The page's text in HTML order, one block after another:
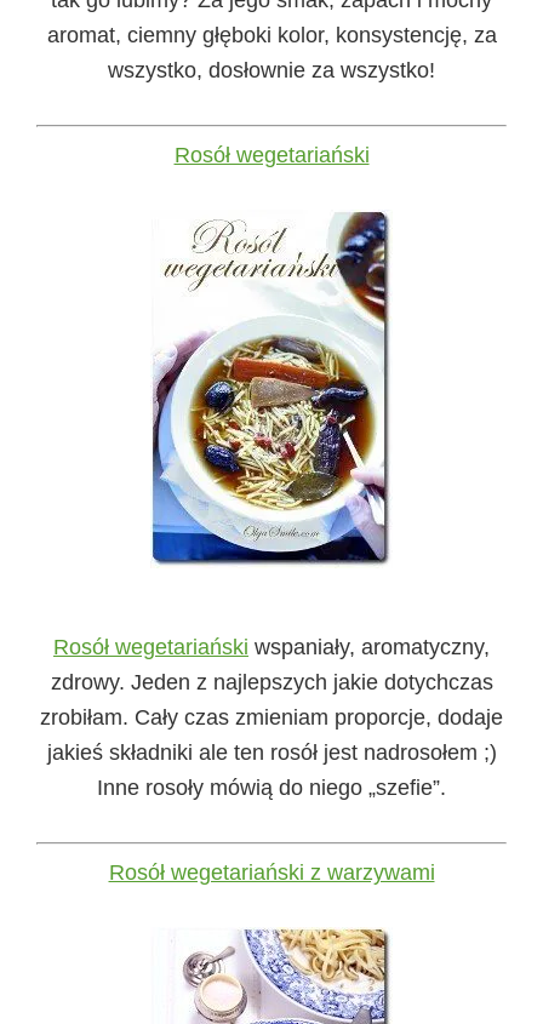
aromat, ciemny głęboki kolor, konsystencję, za
wszystko, dosłownie za wszystko!
Rosół wegetariański
Rosół wegetariański wspaniały, aromatyczny,
zdrowy. Jeden z najlepszych jakie dotychczas
zrobiłam. Cały czas zmieniam proporcje, dodaje
jakieś składniki ale ten rosół jest nadrosołem ;)
Inne rosoły mówią do niego „szefie”.
Rosół wegetariański z warzywami